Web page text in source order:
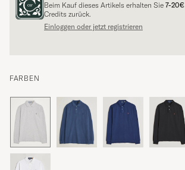
Beim Kauf dieses Artikels erhalten Sie 7-20€
Credits zurück.
Einloggen oder jetzt registrieren
FARBEN